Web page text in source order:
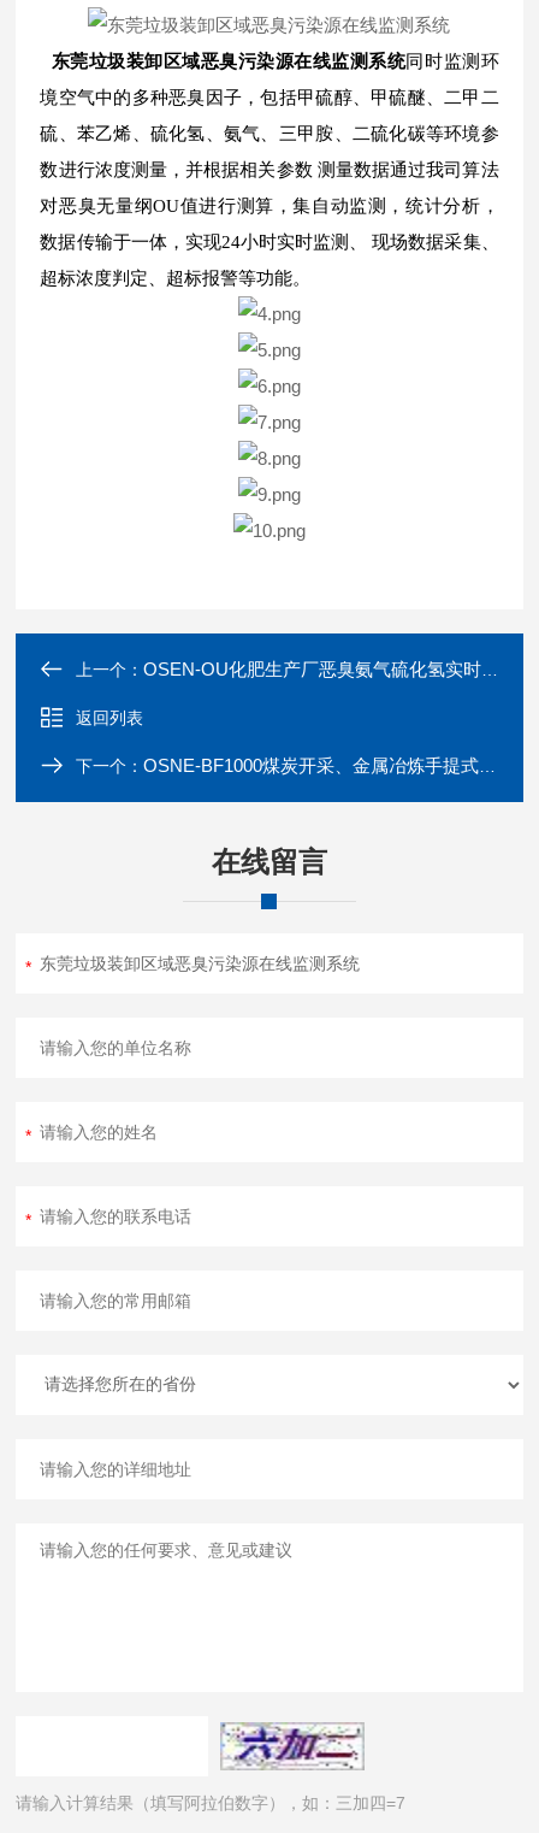
东莞垃圾装卸区域恶臭污染源在线监测系统同时监测环
境空气中的多种恶臭因子，包括甲硫醇、甲硫醚、二甲二
硫、苯乙烯、硫化氢、氨气、三甲胺、二硫化碳等环境参
数进行浓度测量，并根据相关参数 测量数据通过我司算法
对恶臭无量纲OU值进行测算，集自动监测，统计分析，
数据传输于一体，实现24小时实时监测、 现场数据采集、
超标浓度判定、超标报警等功能。
上一个：OSEN-OU化肥生产厂恶臭氨气硫化氢实时监测设备
返回列表
下一个：OSNE-BF1000煤炭开采、金属冶炼手提式粉尘浓度测定仪
在线留言
请输入计算结果（填写阿拉伯数字），如：三加四=7